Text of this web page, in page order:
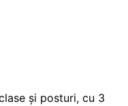
și posturi, cu 3